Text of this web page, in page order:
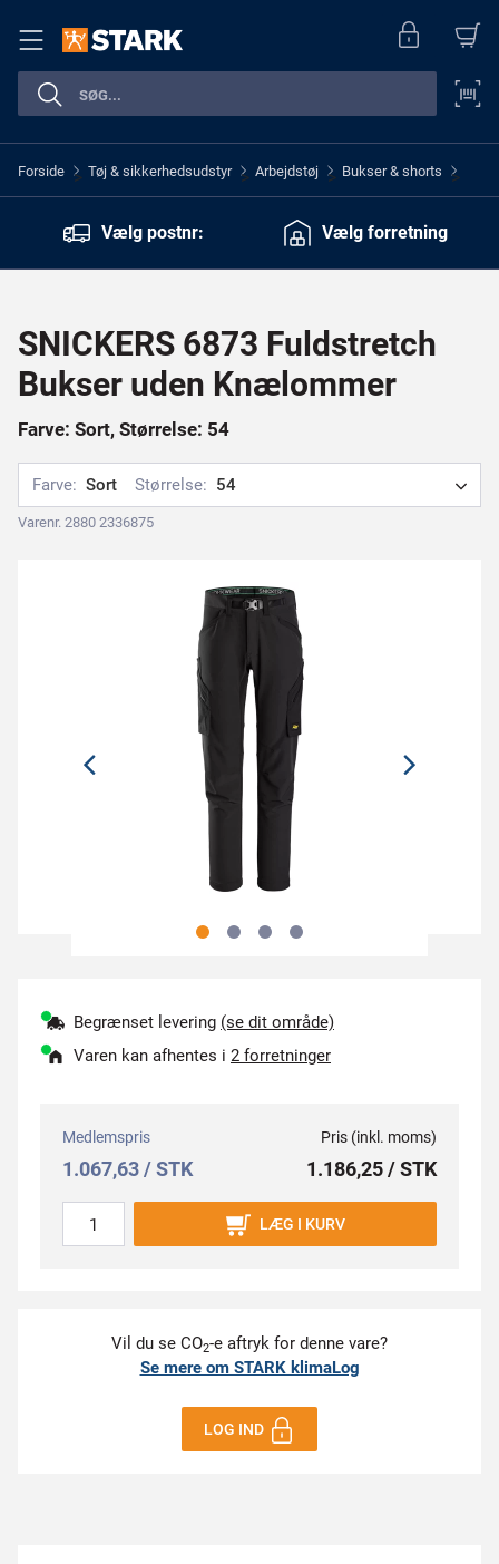
Forside > Tøj & sikkerhedsudstyr > Arbejdstøj > Bukser & shorts >
Vælg postnr: Vælg forretning
SNICKERS 6873 Fuldstretch
Bukser uden Knælommer
Farve: Sort, Størrelse: 54
Farve: Sort Størrelse: 54
Varenr. 2880 2336875
Begrænset levering (se dit område)
Varen kan afhentes i 2 forretninger
Medlemspris
1.067,63 / STK
Pris (inkl. moms)
1.186,25 / STK
LÆG I KURV
Vil du se CO2-e aftryk for denne vare?
Se mere om STARK klimaLog
LOG IND